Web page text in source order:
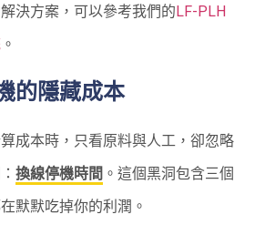
決方案，可以參考我們的LF-PLH
。
的隱藏成本
本時，只看原料與人工，卻忽略
換線停機時間 。這個黑洞包含三個
默默吃掉你的利潤。